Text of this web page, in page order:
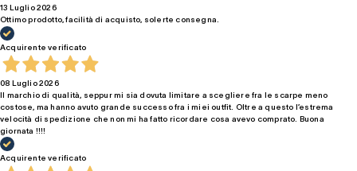
13 Luglio 2026
Ottimo prodotto, facilità di acquisto, solerte consegna.
Acquirente verificato
08 Luglio 2026
Il marchio di qualità, seppur mi sia dovuta limitare a scegliere fra le scarpe meno
costose, ma hanno avuto grande successo fra i miei outfit. Oltre a questo l’estrema
velocità di spedizione che non mi ha fatto ricordare cosa avevo comprato. Buona
giornata !!!!
Acquirente verificato